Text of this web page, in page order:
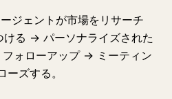
ジェントが市場をリサーチ
る → パーソナライズされた
ォローアップ → ミーティン
ズする。